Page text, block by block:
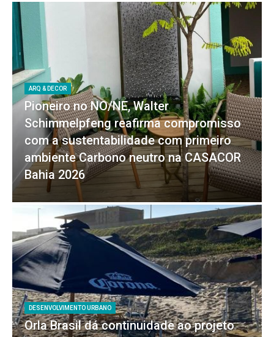
ARQ & DECOR
Pioneiro no NO/NE, Walter
Schimmelpfeng reafirma compromisso
com a sustentabilidade com primeiro
ambiente Carbono neutro na CASACOR
Bahia 2026
DESENVOLVIMENTO URBANO
Orla Brasil dá continuidade ao projeto